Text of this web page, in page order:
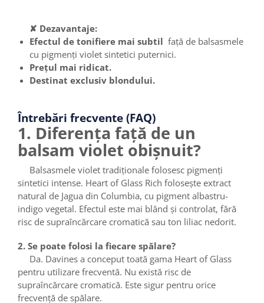
✘ Dezavantaje:
Efectul de tonifiere mai subtil față de balsasmele
cu pigmenți violet sintetici puternici.
Prețul mai ridicat.
Destinat exclusiv blondului.
Întrebări frecvente (FAQ)
1. Diferența față de un
balsam violet obișnuit?
Balsasmele violet tradiționale folosesc pigmenți
sintetici intense. Heart of Glass Rich folosește extract
natural de Jagua din Columbia, cu pigment albastru-
indigo vegetal. Efectul este mai blând și controlat, fără
risc de supraîncărcare cromatică sau ton liliac nedorit.
2. Se poate folosi la fiecare spălare?
Da. Davines a conceput toată gama Heart of Glass
pentru utilizare frecventă. Nu există risc de
supraîncărcare cromatică. Este sigur pentru orice
frecvență de spălare.